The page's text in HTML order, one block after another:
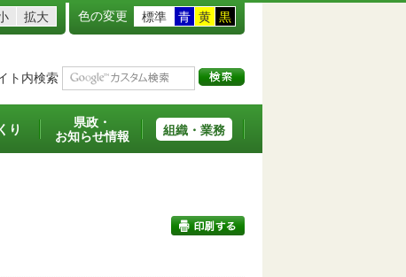
拡大 色の変更 標準 青 黄 黒
ト内検索
り
県政・
お知らせ情報
組織・業務